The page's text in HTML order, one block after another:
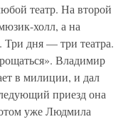
театр. На второй
холл, а на
Три дня — три театра.
Владимир
в милиции, и дал
приезд она
уже Людмила